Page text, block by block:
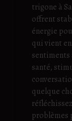
trigone à
offrent
énergie
qui vient
sentiments
santé,
quelque
problèmes